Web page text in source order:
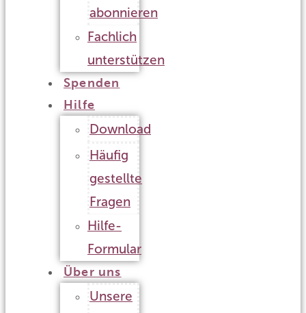
abonnieren
Fachlich
unterstützen
Spenden
Hilfe
Download
Häufig
gestellte
Fragen
Hilfe-
Formular
Über uns
Unsere